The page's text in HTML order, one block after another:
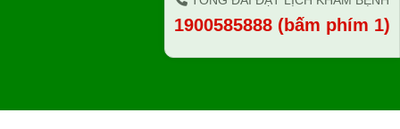
1900585888 (bấm phím 1)